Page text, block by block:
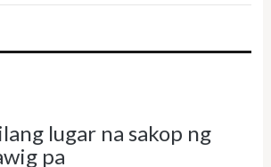
lugar na sakop ng
pa